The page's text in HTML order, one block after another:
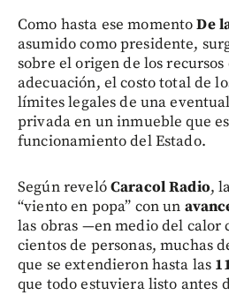
Como hasta ese momentoDe
asumido como presidente,
sobre el origen de los
adecuación, el costo total de
límites legales de una
privada en un inmueble que
funcionamiento del Estado.
Según revelóCaracol Radio,
“viento en popa” con un
las obras —en medio del
cientos de personas, muchas
que se extendieron hasta las
que todo estuviera listo antes